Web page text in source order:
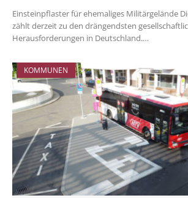
Einsteinpflaster für ehemaliges Militärgelände
zählt derzeit zu den drängendsten
Herausforderungen in Deutschland.…
KOMMUNEN